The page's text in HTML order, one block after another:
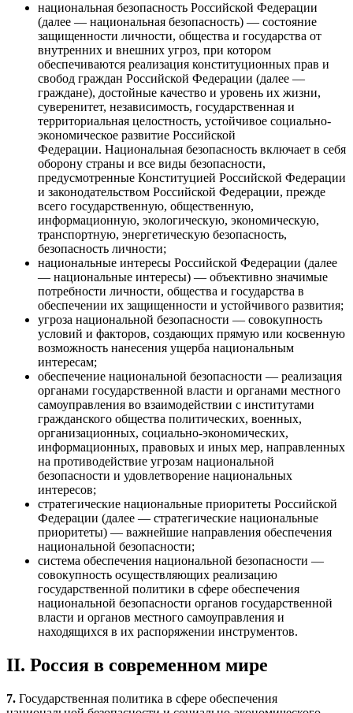
национальная безопасность Российской Федерации
(далее — национальная безопасность) — состояние
защищенности личности, общества и государства от
внутренних и внешних угроз, при котором
обеспечиваются реализация конституционных прав и
свобод граждан Российской Федерации (далее —
граждане), достойные качество и уровень их жизни,
суверенитет, независимость, государственная и
территориальная целостность, устойчивое социально-
экономическое развитие Российской
Федерации. Национальная безопасность включает в себя
оборону страны и все виды безопасности,
предусмотренные Конституцией Российской Федерации
и законодательством Российской Федерации, прежде
всего государственную, общественную,
информационную, экологическую, экономическую,
транспортную, энергетическую безопасность,
безопасность личности;
национальные интересы Российской Федерации (далее
— национальные интересы) — объективно значимые
потребности личности, общества и государства в
обеспечении их защищенности и устойчивого развития;
угроза национальной безопасности — совокупность
условий и факторов, создающих прямую или косвенную
возможность нанесения ущерба национальным
интересам;
обеспечение национальной безопасности — реализация
органами государственной власти и органами местного
самоуправления во взаимодействии с институтами
гражданского общества политических, военных,
организационных, социально-экономических,
информационных, правовых и иных мер, направленных
на противодействие угрозам национальной
безопасности и удовлетворение национальных
интересов;
стратегические национальные приоритеты Российской
Федерации (далее — стратегические национальные
приоритеты) — важнейшие направления обеспечения
национальной безопасности;
система обеспечения национальной безопасности —
совокупность осуществляющих реализацию
государственной политики в сфере обеспечения
национальной безопасности органов государственной
власти и органов местного самоуправления и
находящихся в их распоряжении инструментов.
II. Россия в современном мире
7. Государственная политика в сфере обеспечения